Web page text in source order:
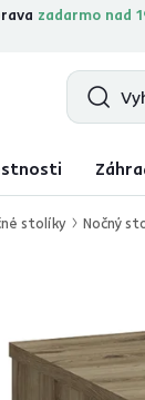
zadarmo nad
31 285
stolíky Nočný